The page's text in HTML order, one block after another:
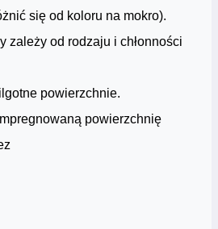
się od koloru na mokro).
zależy od rodzaju i chłonności
powierzchnie.
powierzchnię